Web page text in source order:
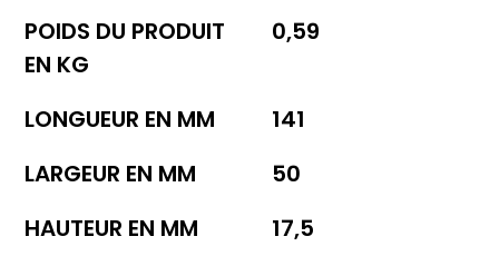
POIDS DU PRODUIT
EN KG
0,59
LONGUEUR EN MM
141
LARGEUR EN MM
50
HAUTEUR EN MM
17,5